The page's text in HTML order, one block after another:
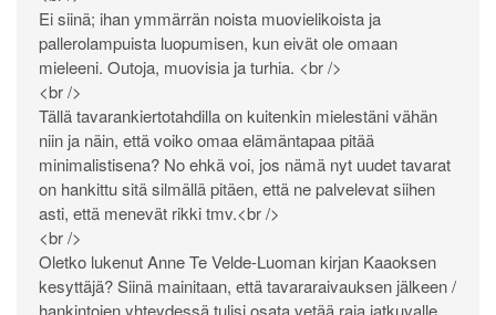
Ei siinä; ihan ymmärrän noista muovielikoista ja
pallerolampuista luopumisen, kun eivät ole omaan
mieleeni. Outoja, muovisia ja turhia. <br />
<br />
Tällä tavarankiertotahdilla on kuitenkin mielestäni vähän
niin ja näin, että voiko omaa elämäntapaa pitää
minimalistisena? No ehkä voi, jos nämä nyt uudet tavarat
on hankittu sitä silmällä pitäen, että ne palvelevat siihen
asti, että menevät rikki tmv.<br />
<br />
Oletko lukenut Anne Te Velde-Luoman kirjan Kaaoksen
kesyttäjä? Siinä mainitaan, että tavararaivauksen jälkeen /
hankintojen yhteydessä tulisi osata vetää raja jatkuvalle